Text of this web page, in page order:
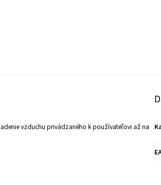
vzduchu privádzaného k používateľovi až na